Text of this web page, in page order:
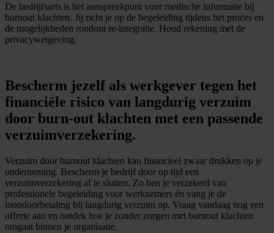
De bedrijfsarts is het aanspreekpunt voor medische informatie bij
burnout klachten. Jij richt je op de begeleiding tijdens het proces en
de mogelijkheden rondom re-integratie. Houd rekening met de
privacywetgeving.
Bescherm jezelf als werkgever tegen het
financiële risico van langdurig verzuim
door burn-out klachten met een passende
verzuimverzekering.
Verzuim door burnout klachten kan financieel zwaar drukken op je
onderneming. Bescherm je bedrijf door op tijd een
verzuimverzekering af te sluiten. Zo ben je verzekerd van
professionele begeleiding voor werknemers én vang je de
loondoorbetaling bij langdurig verzuim op. Vraag vandaag nog een
offerte aan en ontdek hoe je zonder zorgen met burnout klachten
omgaat binnen je organisatie.